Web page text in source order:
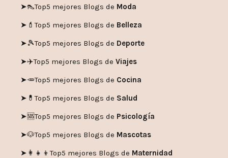
➤👠Top5 mejores Blogs de Moda
➤💄Top5 mejores Blogs de Belleza
➤🎾Top5 mejores Blogs de Deporte
➤✈️Top5 mejores Blogs de Viajes
➤🥕Top5 mejores Blogs de Cocina
➤💊Top5 mejores Blogs de Salud
➤🆘Top5 mejores Blogs de Psicología
➤🐶Top5 mejores Blogs de Mascotas
➤👩‍👧‍👦Top5 mejores Blogs de Maternidad